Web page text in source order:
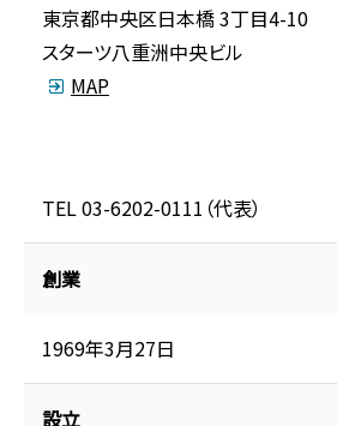
東京都中央区日本橋 3丁目4-10
スターツ八重洲中央ビル
MAP
TEL 03-6202-0111（代表）
創業
1969年3月27日
設立